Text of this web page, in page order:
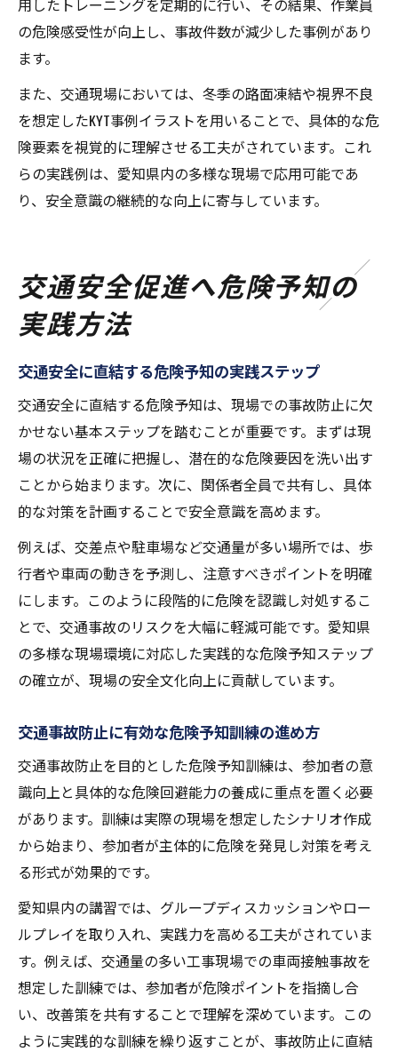
用したトレーニングを定期的に行い、その結果、作業員
の危険感受性が向上し、事故件数が減少した事例があり
ます。
また、交通現場においては、冬季の路面凍結や視界不良
を想定したKYT事例イラストを用いることで、具体的な危
険要素を視覚的に理解させる工夫がされています。これ
らの実践例は、愛知県内の多様な現場で応用可能であ
り、安全意識の継続的な向上に寄与しています。
交通安全促進へ危険予知の
実践方法
交通安全に直結する危険予知の実践ステップ
交通安全に直結する危険予知は、現場での事故防止に欠
かせない基本ステップを踏むことが重要です。まずは現
場の状況を正確に把握し、潜在的な危険要因を洗い出す
ことから始まります。次に、関係者全員で共有し、具体
的な対策を計画することで安全意識を高めます。
例えば、交差点や駐車場など交通量が多い場所では、歩
行者や車両の動きを予測し、注意すべきポイントを明確
にします。このように段階的に危険を認識し対処するこ
とで、交通事故のリスクを大幅に軽減可能です。愛知県
の多様な現場環境に対応した実践的な危険予知ステップ
の確立が、現場の安全文化向上に貢献しています。
交通事故防止に有効な危険予知訓練の進め方
交通事故防止を目的とした危険予知訓練は、参加者の意
識向上と具体的な危険回避能力の養成に重点を置く必要
があります。訓練は実際の現場を想定したシナリオ作成
から始まり、参加者が主体的に危険を発見し対策を考え
る形式が効果的です。
愛知県内の講習では、グループディスカッションやロー
ルプレイを取り入れ、実践力を高める工夫がされていま
す。例えば、交通量の多い工事現場での車両接触事故を
想定した訓練では、参加者が危険ポイントを指摘し合
い、改善策を共有することで理解を深めています。この
ように実践的な訓練を繰り返すことが、事故防止に直結